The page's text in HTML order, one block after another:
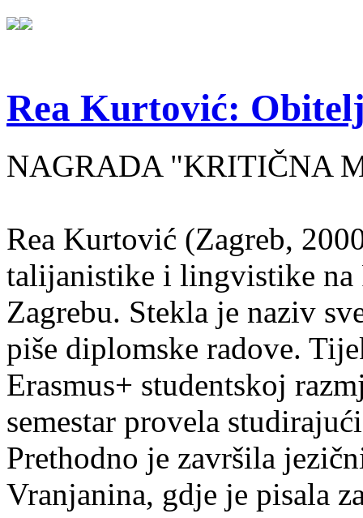
Rea Kurtović:
NAGRADA "KRITIČNA
Rea Kurtović (Zagreb,
talijanistike i lingvistike
Zagrebu. Stekla je naziv
piše diplomske radove.
Erasmus+ studentskoj
semestar provela
Prethodno je završila
Vranjanina, gdje je pisala